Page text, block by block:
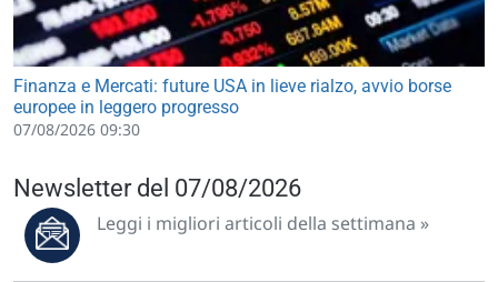
Finanza e Mercati: future USA in lieve rialzo, avvio borse
europee in leggero progresso
07/08/2026 09:30
Newsletter del 07/08/2026
Leggi i migliori articoli della settimana »